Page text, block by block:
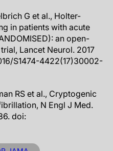
G et al., Holter-
in patients with acute
an open-
Lancet Neurol. 2017
S1474-4422(17)30002-
RS et al., Cryptogenic
N Engl J Med.
doi: